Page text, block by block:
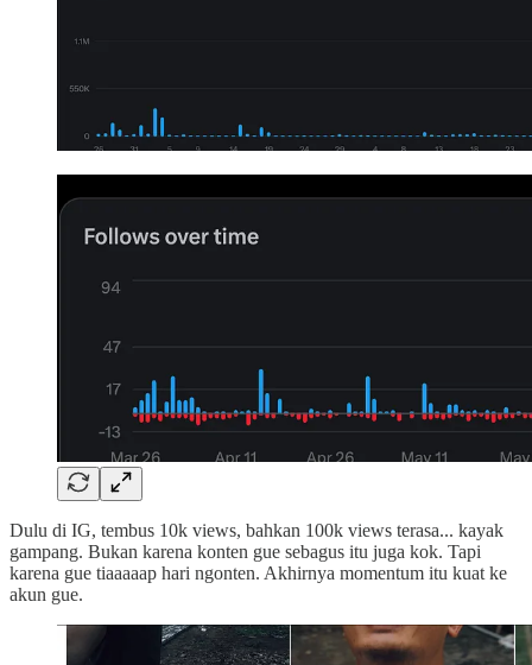
Dulu di IG, tembus 10k views, bahkan 100k views terasa... kayak
gampang. Bukan karena konten gue sebagus itu juga kok. Tapi
karena gue tiaaaaap hari ngonten. Akhirnya momentum itu kuat ke
akun gue.